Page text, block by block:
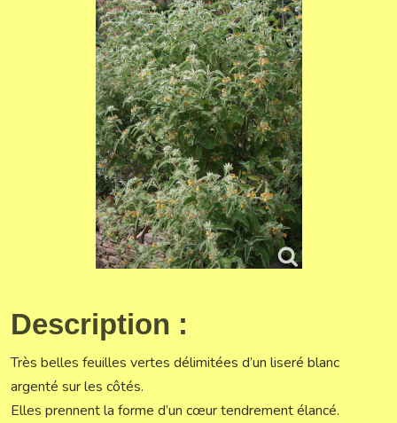
Description :
Très belles feuilles vertes délimitées d’un liseré blanc
argenté sur les côtés.
Elles prennent la forme d’un cœur tendrement élancé.